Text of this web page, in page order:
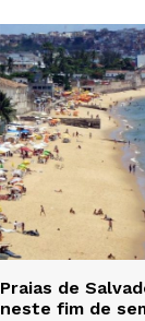
Praias de
neste fim de